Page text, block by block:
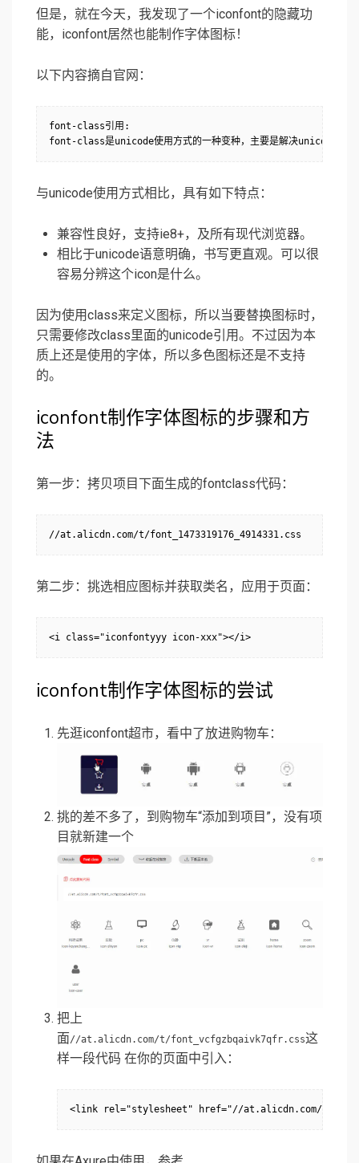
但是，就在今天，我发现了一个iconfont的隐藏功
能，iconfont居然也能制作字体图标！
以下内容摘自官网：
font-class引用:
font-class是unicode使用方式的一种变种，主要是解决unicode书写
与unicode使用方式相比，具有如下特点：
兼容性良好，支持ie8+，及所有现代浏览器。
相比于unicode语意明确，书写更直观。可以很
容易分辨这个icon是什么。
因为使用class来定义图标，所以当要替换图标时，
只需要修改class里面的unicode引用。不过因为本
质上还是使用的字体，所以多色图标还是不支持
的。
iconfont制作字体图标的步骤和方
法
第一步：拷贝项目下面生成的fontclass代码：
//at.alicdn.com/t/font_1473319176_4914331.css
第二步：挑选相应图标并获取类名，应用于页面：
iconfont制作字体图标的尝试
先逛iconfont超市，看中了放进购物车：
挑的差不多了，到购物车“添加到项目”，没有项
目就新建一个
把上
面//at.alicdn.com/t/font_vcfgzbqaivk7qfr.css这
样一段代码 在你的页面中引入：
<link rel="stylesheet" href="//at.alicdn.com/t/